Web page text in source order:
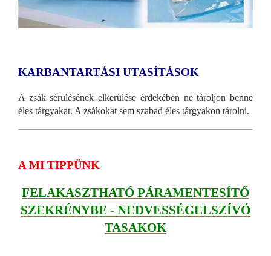
KARBANTARTÁSI UTASÍTÁSOK
A zsák sérülésének elkerülése érdekében ne tároljon benne
éles tárgyakat. A zsákokat sem szabad éles tárgyakon tárolni.
A MI TIPPÜNK
FELAKASZTHATÓ PÁRAMENTESÍTŐ
SZEKRÉNYBE - NEDVESSÉGELSZÍVÓ
TASAKOK